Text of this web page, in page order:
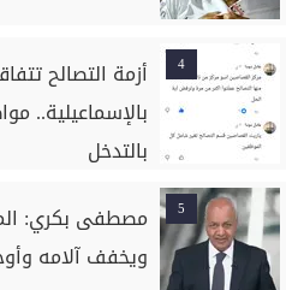
4
أزمة التصالح
بالإسماعيلية..
بالتدخل
5
مصطفى بكري:
ويخفف آلامه